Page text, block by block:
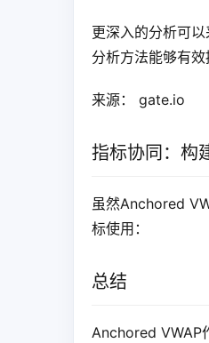
更深入的分析可
分析方法能够有效
来源： gate.io
指标协同：构
虽然Anchored
标使用：
总结
Anchored VWAP